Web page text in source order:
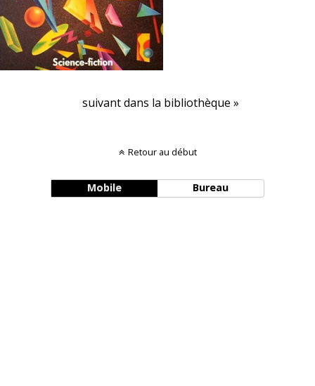
suivant dans la bibliothèque »
Retour au début
Mobile Bureau